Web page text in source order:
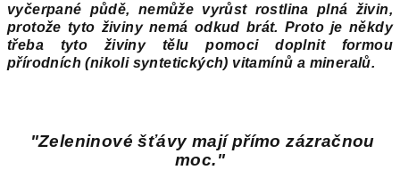
vyčerpané půdě, nemůže vyrůst rostlina plná živin,
protože tyto živiny nemá odkud brát. Proto je někdy
třeba tyto živiny tělu pomoci doplnit formou
přírodních (nikoli syntetických) vitamínů a mineralů.
"Zeleninové šťávy mají přímo zázračnou
moc."